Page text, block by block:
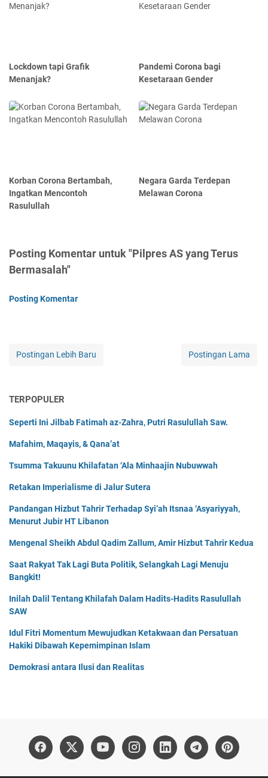
Lockdown tapi Grafik
Menanjak?
Pandemi Corona bagi
Kesetaraan Gender
Korban Corona Bertambah,
Ingatkan Mencontoh
Rasulullah
Negara Garda Terdepan
Melawan Corona
Posting Komentar untuk "Pilpres AS yang Terus
Bermasalah"
Posting Komentar
Postingan Lebih Baru Postingan Lama
TERPOPULER
Seperti Ini Jilbab Fatimah az-Zahra, Putri Rasulullah Saw.
Mafahim, Maqayis, & Qana’at
Tsumma Takuunu Khilafatan ‘Ala Minhaajin Nubuwwah
Retakan Imperialisme di Jalur Sutera
Pandangan Hizbut Tahrir Terhadap Syi’ah Itsnaa ‘Asyariyyah,
Menurut Jubir HT Libanon
Mengenal Sheikh Abdul Qadim Zallum, Amir Hizbut Tahrir Kedua
Saat Rakyat Tak Lagi Buta Politik, Selangkah Lagi Menuju
Bangkit!
Inilah Dalil Tentang Khilafah Dalam Hadits-Hadits Rasulullah
SAW
Idul Fitri Momentum Mewujudkan Ketakwaan dan Persatuan
Hakiki Dibawah Kepemimpinan Islam
Demokrasi antara Ilusi dan Realitas